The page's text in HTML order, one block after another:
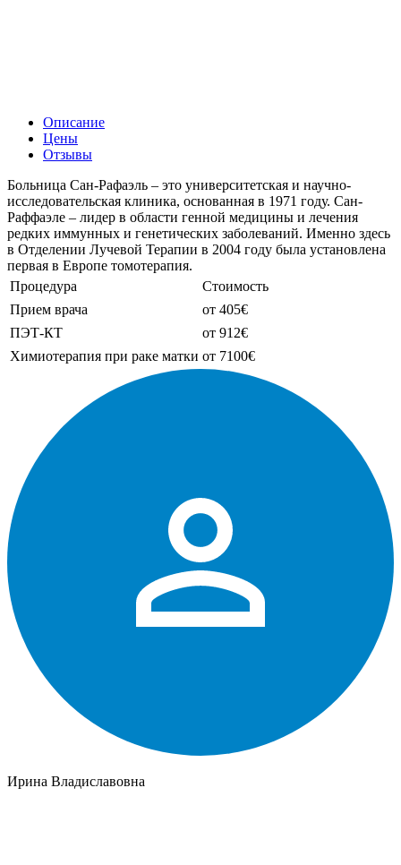
Описание
Цены
Отзывы
Больница Сан-Рафаэль – это университетская и научно-
исследовательская клиника, основанная в 1971 году. Сан-
Раффаэле – лидер в области генной медицины и лечения
редких иммунных и генетических заболеваний. Именно здесь
в Отделении Лучевой Терапии в 2004 году была установлена
первая в Европе томотерапия.
Процедура
Стоимость
Прием врача
от 405€
ПЭТ-КТ
от 912€
Химиотерапия при раке матки от 7100€
Ирина Владиславовна